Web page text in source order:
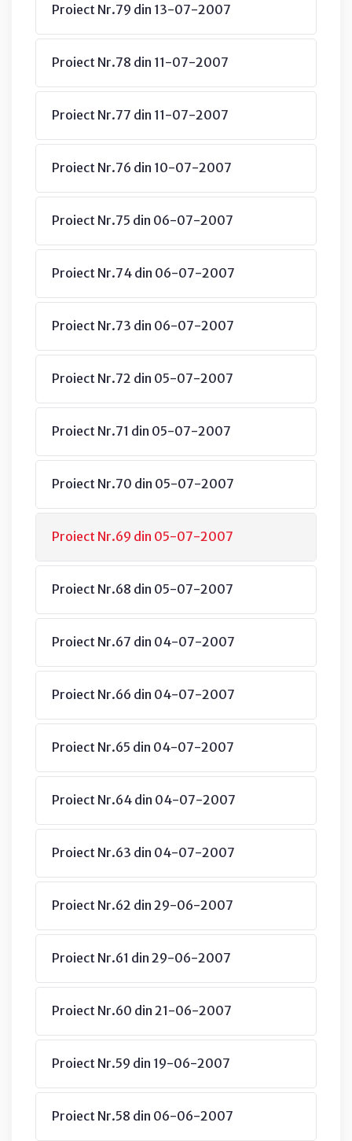
Proiect Nr.79 din 13-07-2007
Proiect Nr.78 din 11-07-2007
Proiect Nr.77 din 11-07-2007
Proiect Nr.76 din 10-07-2007
Proiect Nr.75 din 06-07-2007
Proiect Nr.74 din 06-07-2007
Proiect Nr.73 din 06-07-2007
Proiect Nr.72 din 05-07-2007
Proiect Nr.71 din 05-07-2007
Proiect Nr.70 din 05-07-2007
Proiect Nr.69 din 05-07-2007
Proiect Nr.68 din 05-07-2007
Proiect Nr.67 din 04-07-2007
Proiect Nr.66 din 04-07-2007
Proiect Nr.65 din 04-07-2007
Proiect Nr.64 din 04-07-2007
Proiect Nr.63 din 04-07-2007
Proiect Nr.62 din 29-06-2007
Proiect Nr.61 din 29-06-2007
Proiect Nr.60 din 21-06-2007
Proiect Nr.59 din 19-06-2007
Proiect Nr.58 din 06-06-2007